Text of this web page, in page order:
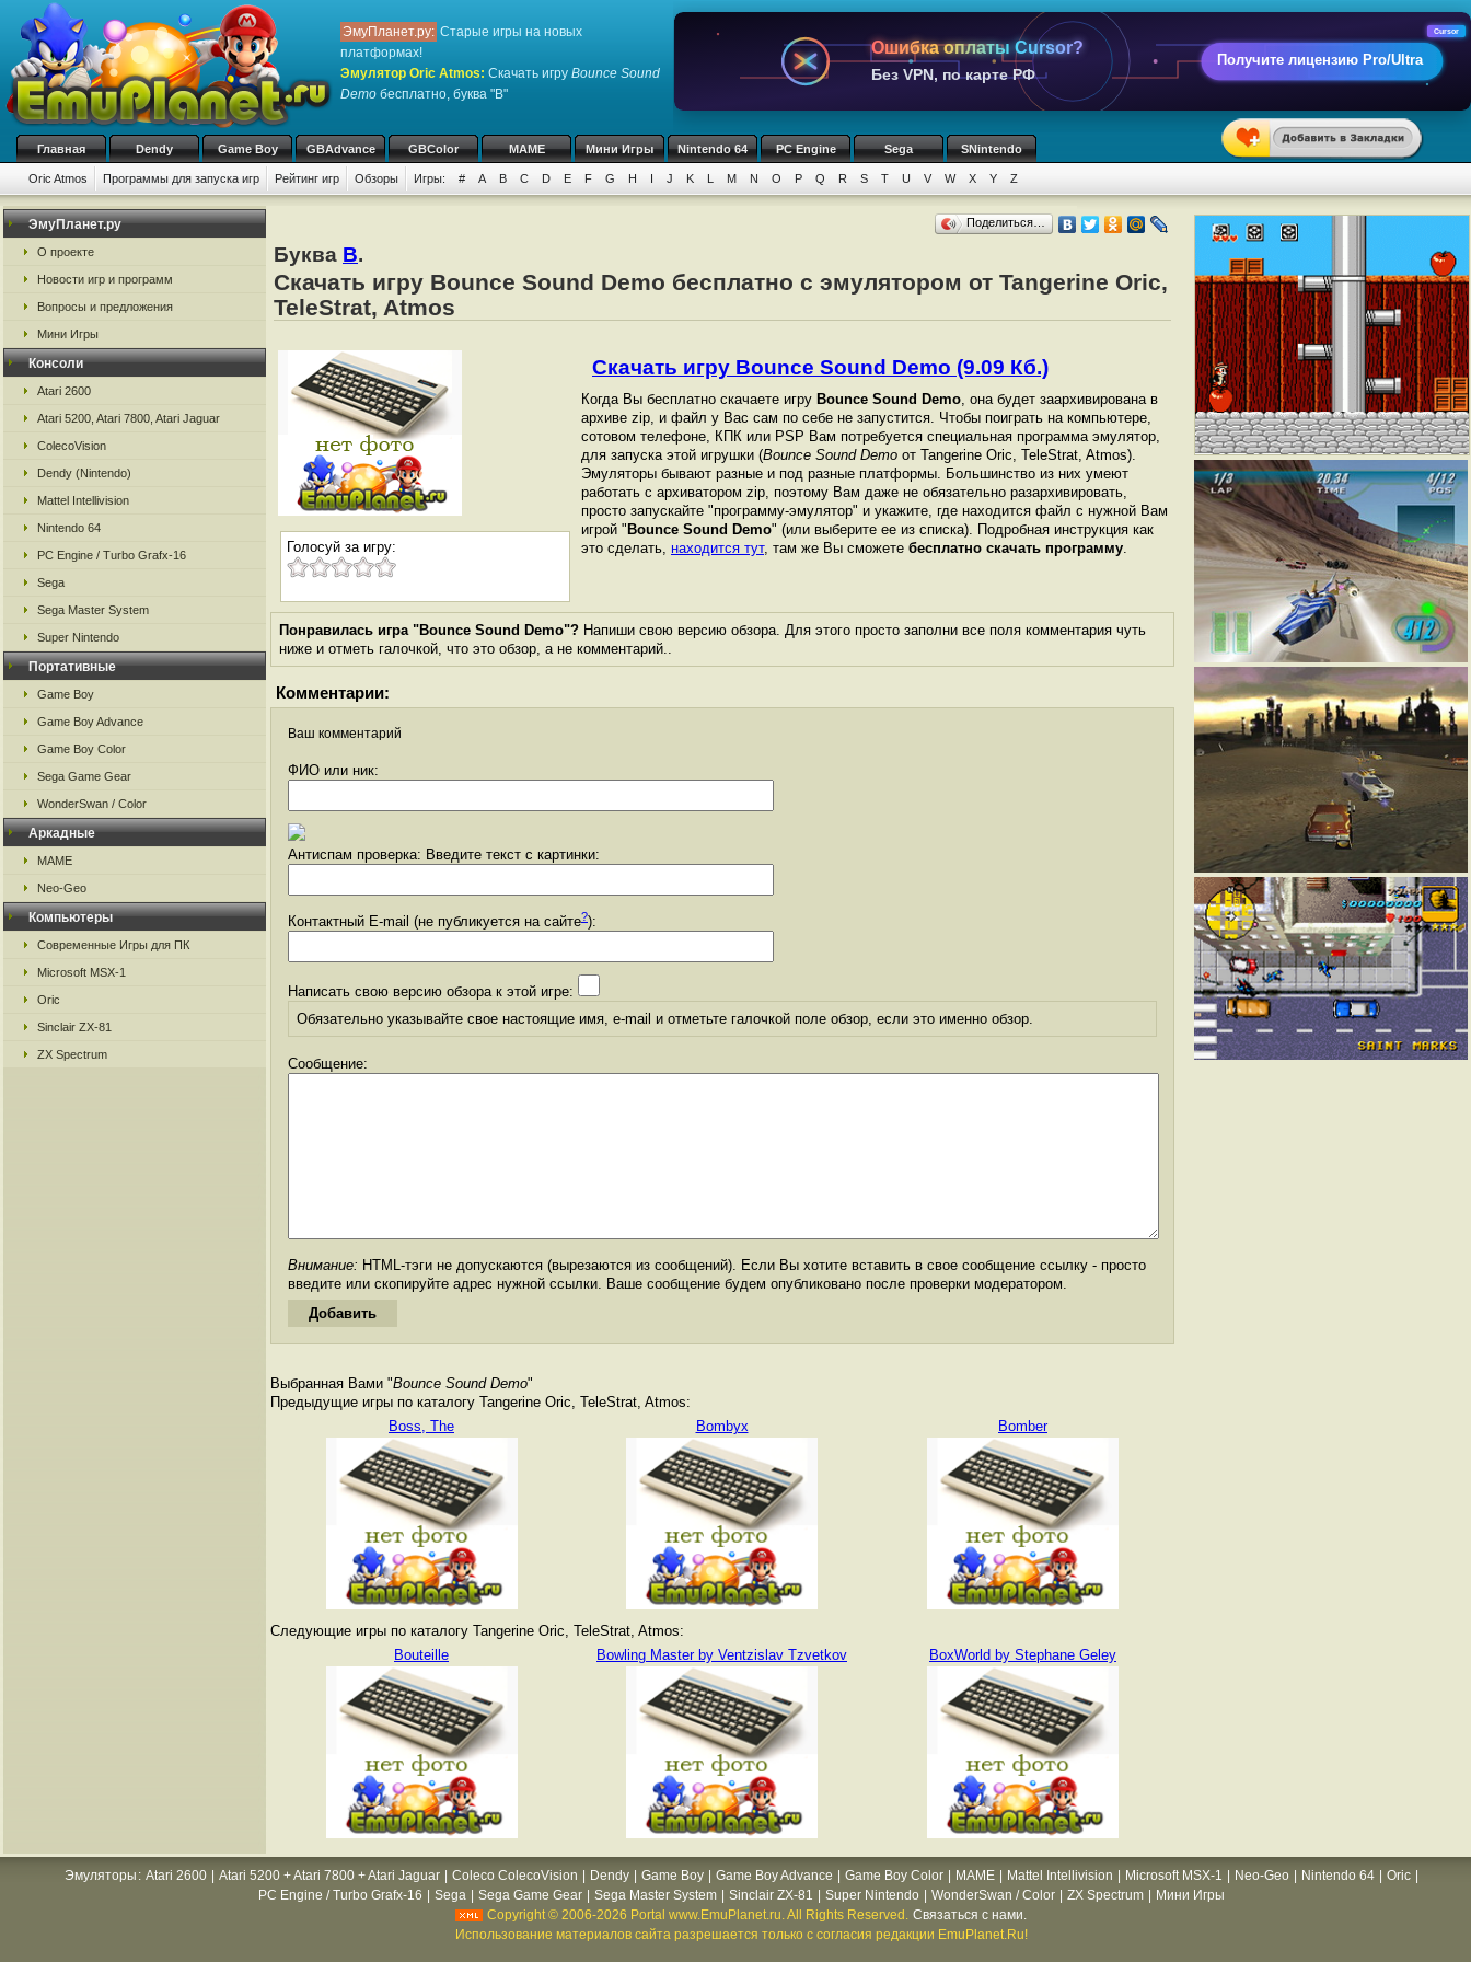
ЭмуПланет.ру: Старые игры на новых
платформах!
Эмулятор Oric Atmos: Скачать игру Bounce Sound
Demo бесплатно, буква "B"
Ошибка оплаты Cursor?
Без VPN, по карте РФ
Получите лицензию Pro/Ultra
Cursor
Главная Dendy Game Boy GBAdvance GBColor MAME Мини Игры Nintendo 64 PC Engine Sega SNintendo
Oric Atmos Программы для запуска игр Рейтинг игр Обзоры Игры: # A B C D E F G H I J K L M N O P Q R S T U V W X Y Z
ЭмуПланет.ру
О проекте
Новости игр и программ
Вопросы и предложения
Мини Игры
Консоли
Atari 2600
Atari 5200, Atari 7800, Atari Jaguar
ColecoVision
Dendy (Nintendo)
Mattel Intellivision
Nintendo 64
PC Engine / Turbo Grafx-16
Sega
Sega Master System
Super Nintendo
Портативные
Game Boy
Game Boy Advance
Game Boy Color
Sega Game Gear
WonderSwan / Color
Аркадные
MAME
Neo-Geo
Компьютеры
Современные Игры для ПК
Microsoft MSX-1
Oric
Sinclair ZX-81
ZX Spectrum
Поделиться…
Буква B.
Скачать игру Bounce Sound Demo бесплатно с эмулятором от Tangerine Oric,
TeleStrat, Atmos
Голосуй за игру:
Скачать игру Bounce Sound Demo (9.09 Кб.)
Когда Вы бесплатно скачаете игру Bounce Sound Demo, она будет заархивирована в
архиве zip, и файл у Вас сам по себе не запустится. Чтобы поиграть на компьютере,
сотовом телефоне, КПК или PSP Вам потребуется специальная программа эмулятор,
для запуска этой игрушки (Bounce Sound Demo от Tangerine Oric, TeleStrat, Atmos).
Эмуляторы бывают разные и под разные платформы. Большинство из них умеют
работать с архиватором zip, поэтому Вам даже не обязательно разархивировать,
просто запускайте "программу-эмулятор" и укажите, где находится файл с нужной Вам
игрой " Bounce Sound Demo" (или выберите ее из списка). Подробная инструкция как
это сделать, находится тут, там же Вы сможете бесплатно скачать программу.
Понравилась игра "Bounce Sound Demo"? Напиши свою версию обзора. Для этого просто заполни все поля комментария чуть
ниже и отметь галочкой, что это обзор, а не комментарий..
Комментарии:
Ваш комментарий
ФИО или ник:
Антиспам проверка: Введите текст с картинки:
Контактный E-mail (не публикуется на сайте?):
Написать свою версию обзора к этой игре:
Обязательно указывайте свое настоящие имя, e-mail и отметьте галочкой поле обзор, если это именно обзор.
Сообщение:
Внимание: HTML-тэги не допускаются (вырезаются из сообщений). Если Вы хотите вставить в свое сообщение ссылку - просто
введите или скопируйте адрес нужной ссылки. Ваше сообщение будем опубликовано после проверки модератором.
Выбранная Вами "Bounce Sound Demo"
Предыдущие игры по каталогу Tangerine Oric, TeleStrat, Atmos:
Boss, The
Bombyx Bomber
Следующие игры по каталогу Tangerine Oric, TeleStrat, Atmos:
Bouteille
Bowling Master by Ventzislav Tzvetkov BoxWorld by Stephane Geley
Эмуляторы : Atari 2600 Atari 5200 + Atari 7800 + Atari Jaguar Coleco ColecoVision Dendy Game Boy Game Boy Advance Game Boy Color MAME Mattel Intellivision Microsoft MSX-1 Neo-Geo Nintendo 64 Oric
PC Engine / Turbo Grafx-16
Sega Sega Game Gear Sega Master System Sinclair ZX-81 Super Nintendo WonderSwan / Color ZX Spectrum
Мини Игры
Copyright © 2006-2026 Portal www.EmuPlanet.ru. All Rights Reserved. Связаться с нами.
Использование материалов сайта разрешается только с согласия редакции EmuPlanet.Ru!